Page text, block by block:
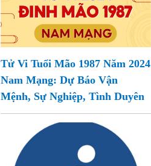
Tử Vi Tuổi Mão 1987 Năm 2024
Nam Mạng: Dự Báo Vận
Mệnh, Sự Nghiệp, Tình Duyên